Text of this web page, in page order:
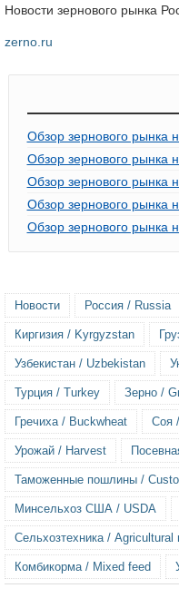
Новости зернового рынка
zerno.ru
Обзор зернового рынка
Обзор зернового рынка
Обзор зернового рынка
Обзор зернового рынка
Обзор зернового рынка
Новости Россия / Russia
Киргизия / Kyrgyzstan
Узбекистан / Uzbekistan
Турция / Turkey Зерно /
Гречиха / Buckwheat Соя
Урожай / Harvest
Таможенные пошлины /
Минсельхоз США / USDA
Сельхозтехника / Agricultural
Комбикорма / Mixed feed